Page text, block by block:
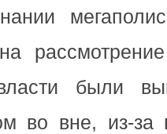
были
во вне, из-за